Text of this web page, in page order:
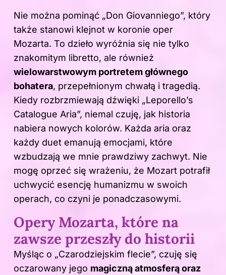
Nie można pominąć „Don Giovanniego”, który
także stanowi klejnot w koronie oper
Mozarta. To dzieło wyróżnia się nie tylko
znakomitym libretto, ale również
wielowarstwowym portretem głównego
bohatera, przepełnionym chwałą i tragedią.
Kiedy rozbrzmiewają dźwięki „Leporello’s
Catalogue Aria”, niemal czuję, jak historia
nabiera nowych kolorów. Każda aria oraz
każdy duet emanują emocjami, które
wzbudzają we mnie prawdziwy zachwyt. Nie
mogę oprzeć się wrażeniu, że Mozart potrafił
uchwycić esencję humanizmu w swoich
operach, co czyni je ponadczasowymi.
Opery Mozarta, które na
zawsze przeszły do historii
Myśląc o „Czarodziejskim flecie”, czuję się
oczarowany jego magiczną atmosferą oraz